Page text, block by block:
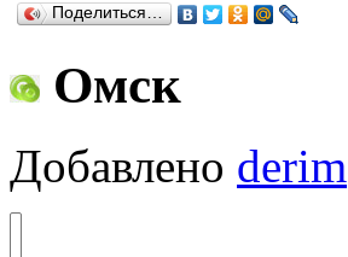
Поделиться…
Омск
Добавлено derim